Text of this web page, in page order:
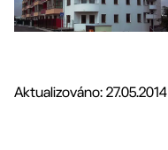
Aktualizováno: 27.05.2014